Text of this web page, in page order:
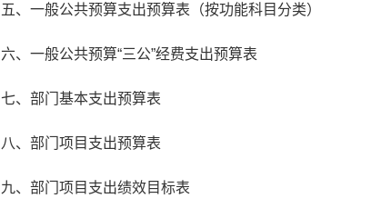
五、一般公共预算支出预算表（按功能科目分类）
六、一般公共预算“三公”经费支出预算表
七、部门基本支出预算表
八、部门项目支出预算表
九、部门项目支出绩效目标表